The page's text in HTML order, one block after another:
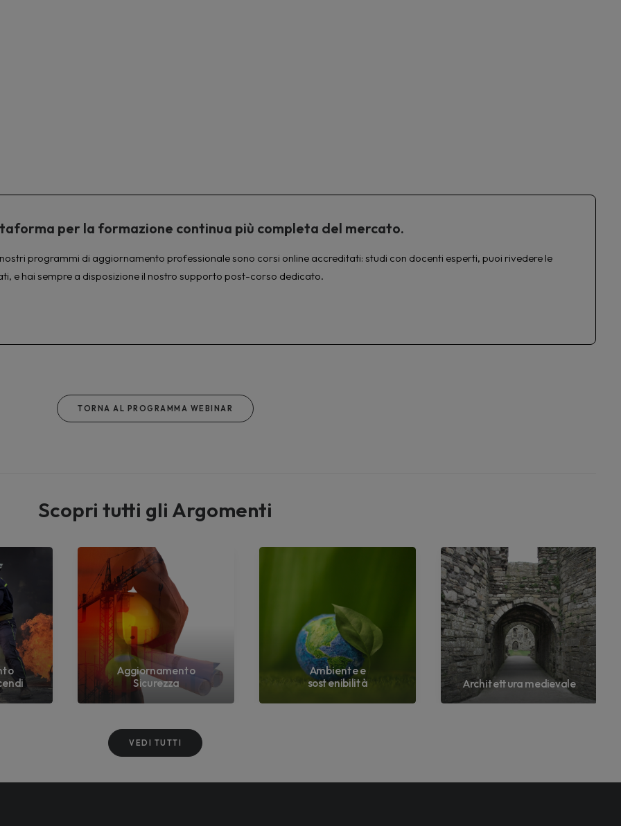
per la formazione continua più completa del mercato.
programmi di aggiornamento professionale sono corsi online accreditati: studi con docenti esperti, puoi rivedere le
e hai sempre a disposizione il nostro supporto post-corso dedicato.
TORNA AL PROGRAMMA WEBINAR
Scopri tutti gli Argomenti
Aggiornamento
Sicurezza
Ambiente e
sostenibilità
Architettura medievale
VEDI TUTTI